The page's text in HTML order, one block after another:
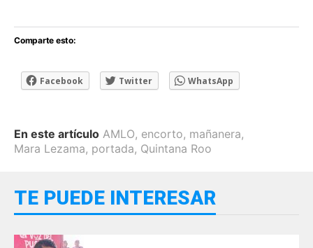
Comparte esto:
Facebook Twitter WhatsApp
En este artículo AMLO, encorto, mañanera,
Mara Lezama, portada, Quintana Roo
TE PUEDE INTERESAR